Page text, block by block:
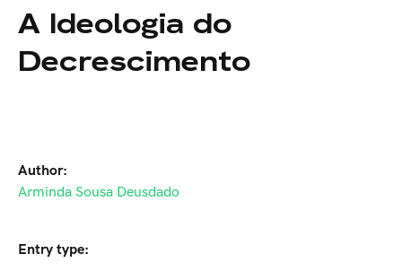
A Ideologia do
Decrescimento
Author:
Arminda Sousa Deusdado
Entry type: